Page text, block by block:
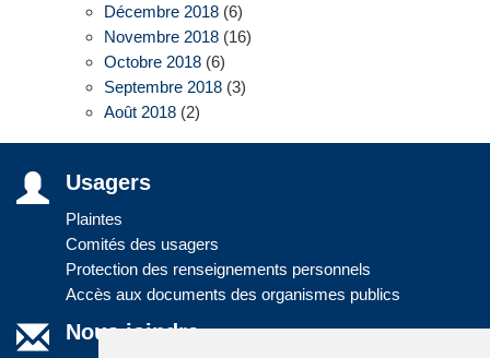
Décembre 2018 (6)
Novembre 2018 (16)
Octobre 2018 (6)
Septembre 2018 (3)
Août 2018 (2)
Usagers
Plaintes
Comités des usagers
Protection des renseignements personnels
Accès aux documents des organismes publics
Nous joindre